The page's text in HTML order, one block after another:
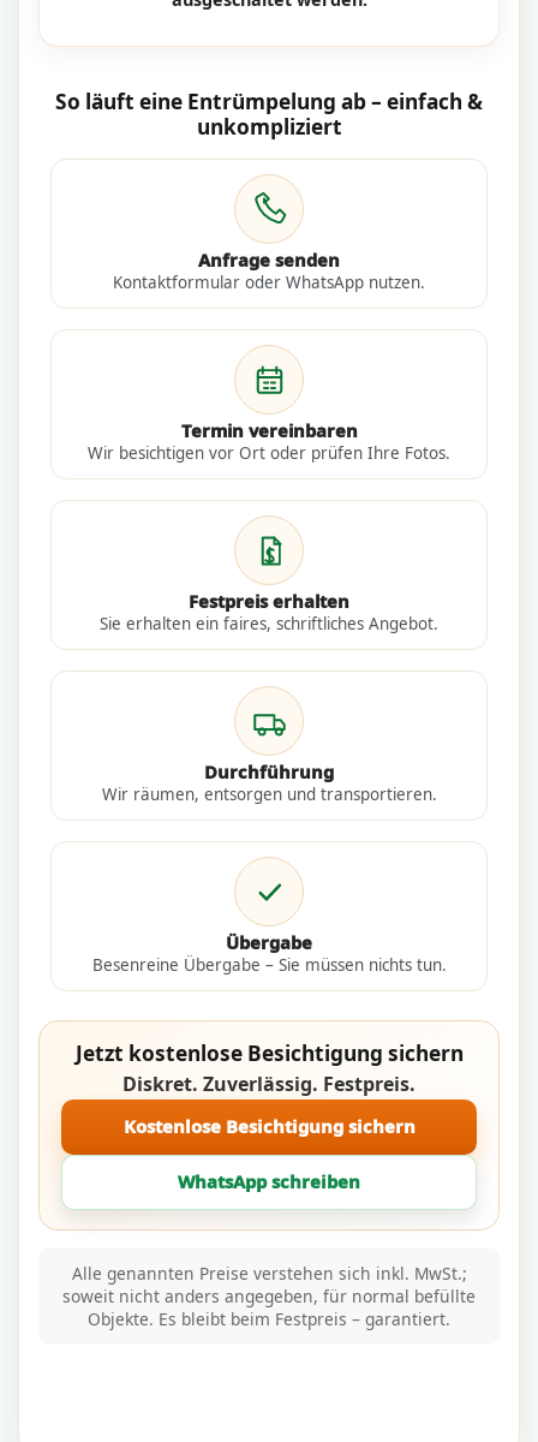
So läuft eine Entrümpelung ab – einfach &
unkompliziert
Anfrage senden
Kontaktformular oder WhatsApp nutzen.
Termin vereinbaren
Wir besichtigen vor Ort oder prüfen Ihre Fotos.
Festpreis erhalten
Sie erhalten ein faires, schriftliches Angebot.
Durchführung
Wir räumen, entsorgen und transportieren.
Übergabe
Besenreine Übergabe – Sie müssen nichts tun.
Jetzt kostenlose Besichtigung sichern
Diskret. Zuverlässig. Festpreis.
Kostenlose Besichtigung sichern
WhatsApp schreiben
Alle genannten Preise verstehen sich inkl. MwSt.;
soweit nicht anders angegeben, für normal befüllte
Objekte. Es bleibt beim Festpreis – garantiert.